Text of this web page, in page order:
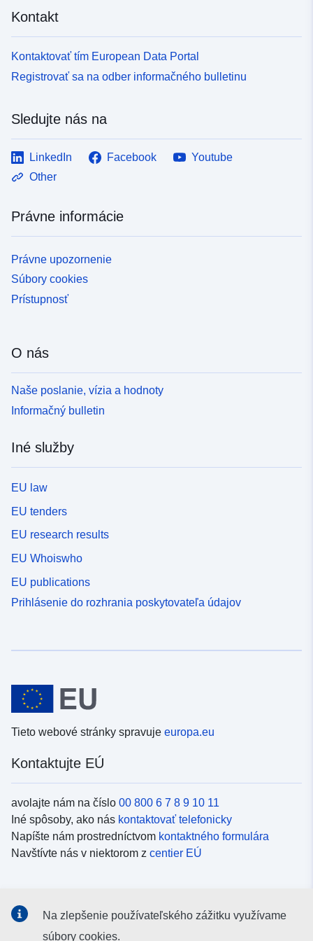
Kontakt
Kontaktovať tím European Data Portal
Registrovať sa na odber informačného bulletinu
Sledujte nás na
LinkedIn Facebook
Youtube
Other
Právne informácie
Právne upozornenie
Súbory cookies
Prístupnosť
O nás
Naše poslanie, vízia a hodnoty
Informačný bulletin
Iné služby
EU law
EU tenders
EU research results
EU Whoiswho
EU publications
Prihlásenie do rozhrania poskytovateľa údajov
Tieto webové stránky spravuje europa.eu
Kontaktujte EÚ
avolajte nám na číslo 00 800 6 7 8 9 10 11
Iné spôsoby, ako nás kontaktovať telefonicky
Napíšte nám prostredníctvom kontaktného formulára
Navštívte nás v niektorom z centier EÚ
Kanály EÚ nasociálnych médiách
Na zlepšenie používateľského zážitku využívame
súbory cookies.